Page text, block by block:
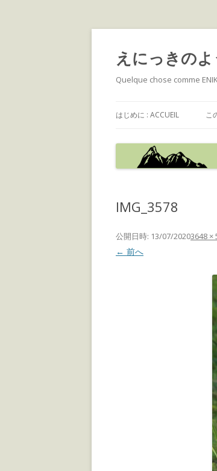
えにっきの
Quelque chose comme
はじめに : ACCUEIL こ
IMG_3578
公開日時: 13/07/20203648 ×
← 前へ